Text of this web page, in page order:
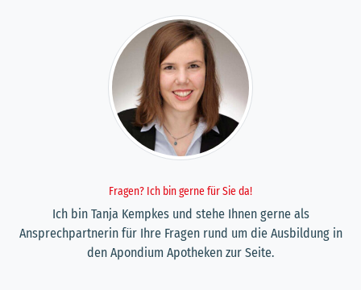
Fragen? Ich bin gerne für Sie da!
Ich bin Tanja Kempkes und stehe Ihnen gerne als
Ansprechpartnerin für Ihre Fragen rund um die Ausbildung in
den Apondium Apotheken zur Seite.